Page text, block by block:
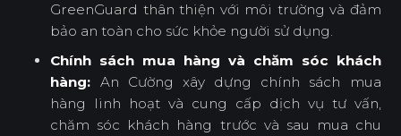
GreenGuard thân thiện với môi trường và đảm
bảo an toàn cho sức khỏe người sử dụng.
Chính sách mua hàng và chăm sóc khách
hàng: An Cường xây dựng chính sách mua
hàng linh hoạt và cung cấp dịch vụ tư vấn,
chăm sóc khách hàng trước và sau mua chu